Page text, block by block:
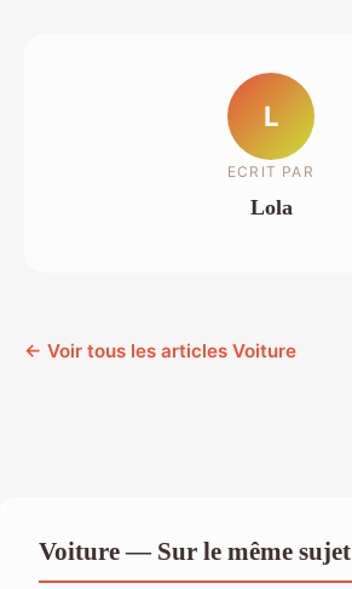
L
ECRIT PAR
Lola
← Voir tous les articles Voiture
Voiture — Sur le même sujet